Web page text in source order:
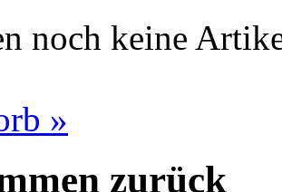
noch keine
»
zurück